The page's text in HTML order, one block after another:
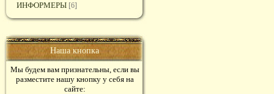
ИНФОРМЕРЫ [6]
Наша кнопка
Мы будем вам признательны, если вы
разместите нашу кнопку у себя на
сайте: